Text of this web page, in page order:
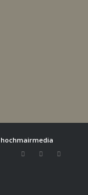
hochmairmedia